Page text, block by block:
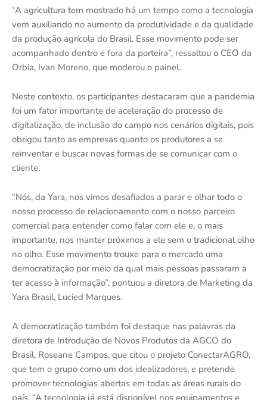
“A agricultura tem mostrado há um tempo como a tecnologia
vem auxiliando no aumento da produtividade e da qualidade
da produção agrícola do Brasil. Esse movimento pode ser
acompanhado dentro e fora da porteira”, ressaltou o CEO da
Orbia, Ivan Moreno, que moderou o painel.
Neste contexto, os participantes destacaram que a pandemia
foi um fator importante de aceleração do processo de
digitalização, de inclusão do campo nos cenários digitais, pois
obrigou tanto as empresas quanto os produtores a se
reinventar e buscar novas formas de se comunicar com o
cliente.
“Nós, da Yara, nos vimos desafiados a parar e olhar todo o
nosso processo de relacionamento com o nosso parceiro
comercial para entender como falar com ele e, o mais
importante, nos manter próximos a ele sem o tradicional olho
no olho. Esse movimento trouxe para o mercado uma
democratização por meio da qual mais pessoas passaram a
ter acesso à informação”, pontuou a diretora de Marketing da
Yara Brasil, Lucied Marques.
A democratização também foi destaque nas palavras da
diretora de Introdução de Novos Produtos da AGCO do
Brasil, Roseane Campos, que citou o projeto ConectarAGRO,
que tem o grupo como um dos idealizadores, e pretende
promover tecnologias abertas em todas as áreas rurais do
país. “A tecnologia já está disponível nos equipamentos e